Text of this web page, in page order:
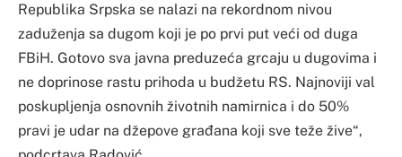
Republika Srpska se nalazi na rekordnom nivou
zaduženja sa dugom koji je po prvi put veći od duga
FBiH. Gotovo sva javna preduzeća grcaju u dugovima i
ne doprinose rastu prihoda u budžetu RS. Najnoviji val
poskupljenja osnovnih životnih namirnica i do 50%
pravi je udar na džepove građana koji sve teže žive“,